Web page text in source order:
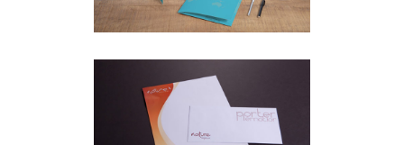
CARTES